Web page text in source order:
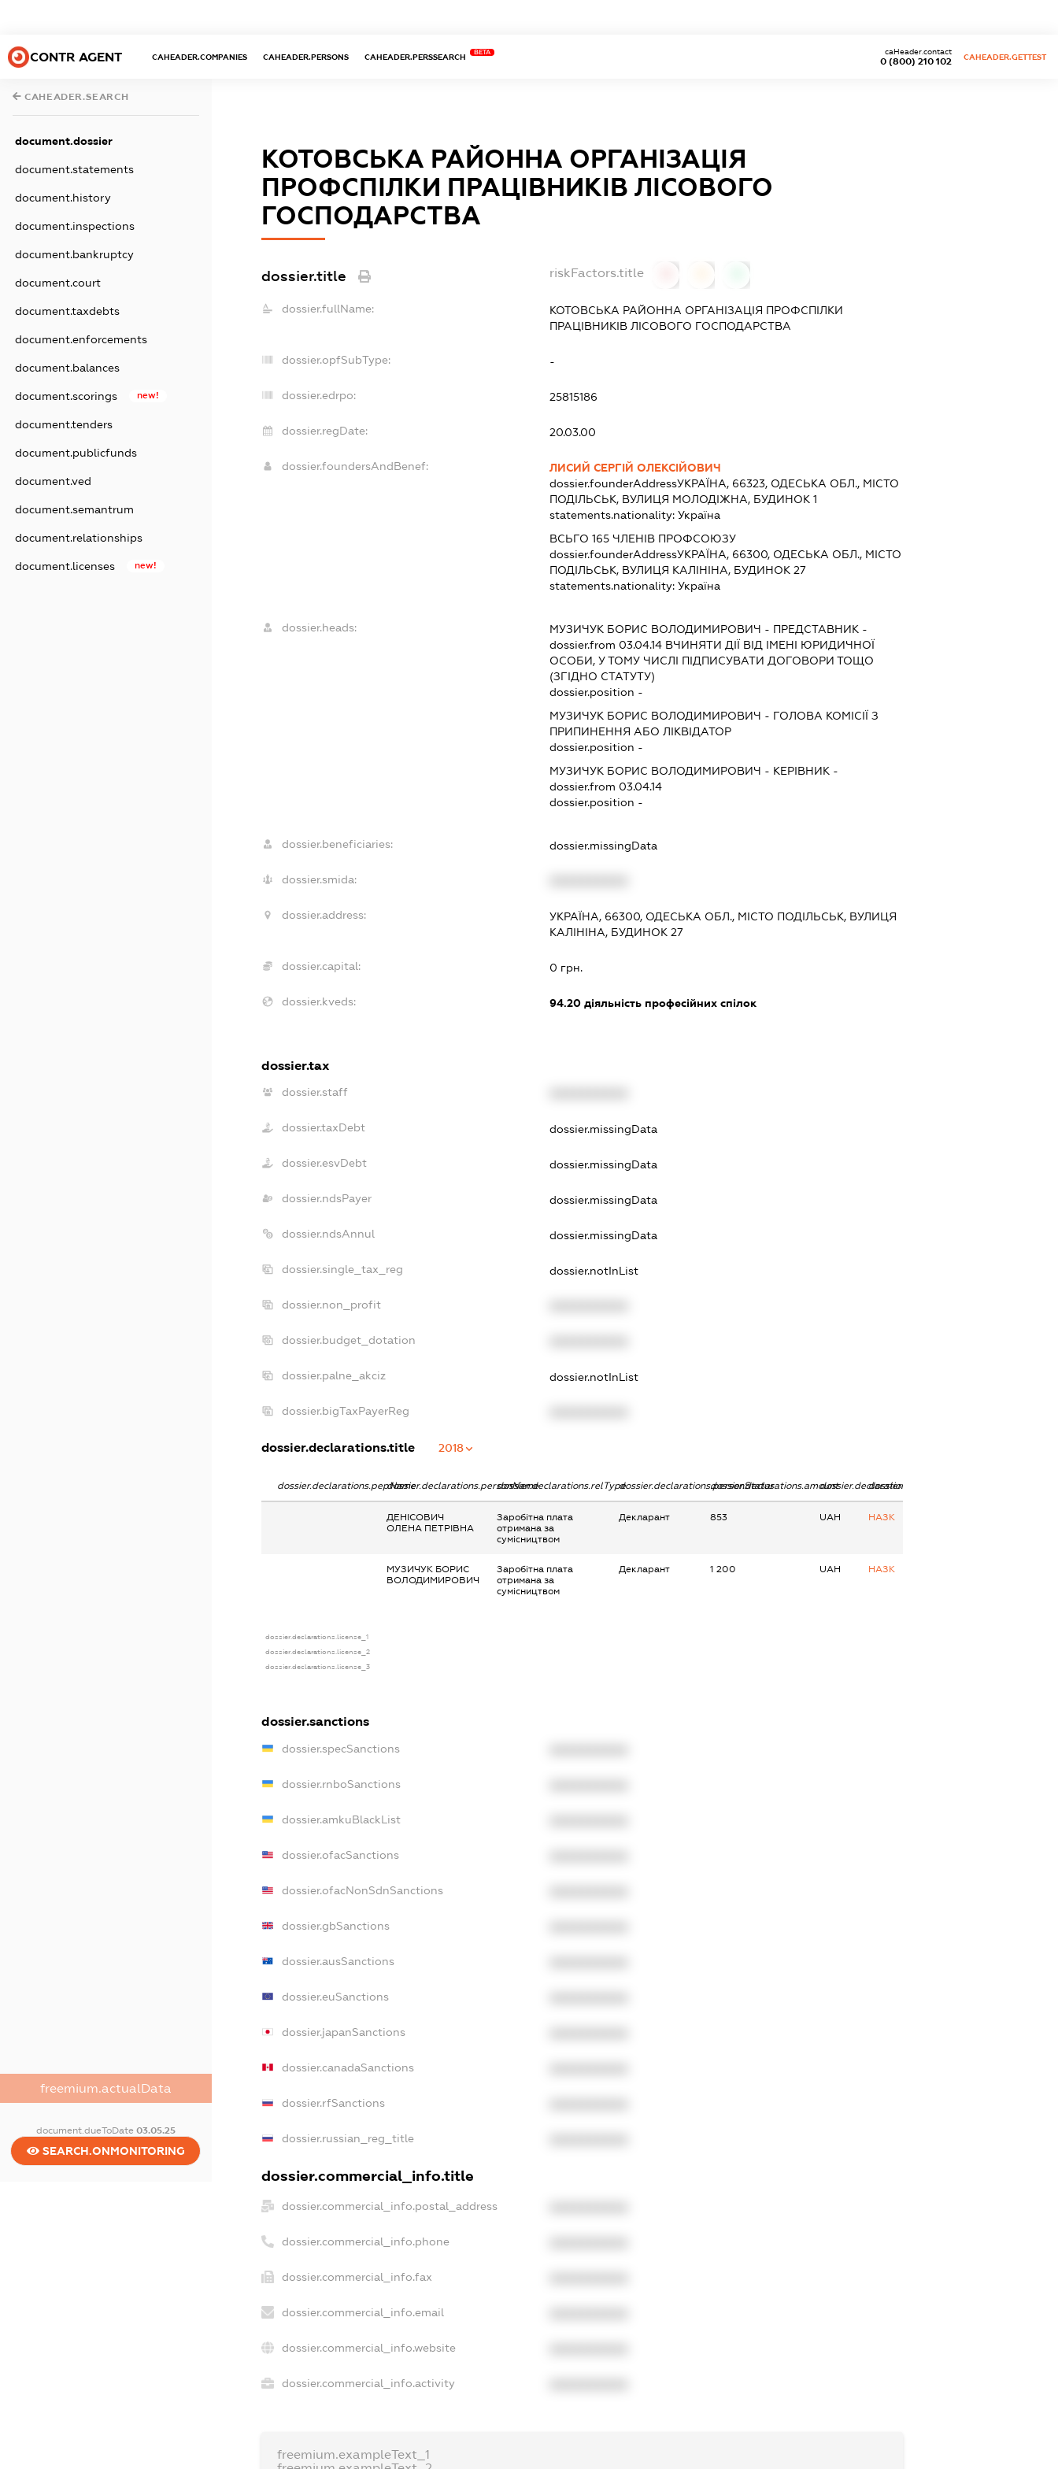
CONTR AGENT CAHEADER.COMPANIES CAHEADER.PERSONS CAHEADER.PERSSEARCH
BETA
0 (800) 210 102
caHeader.contact
CAHEADER.GETTEST
CAHEADER.SEARCH
document.dossier
document.statements
document.history
document.inspections
document.bankruptcy
document.court
document.taxdebts
document.enforcements
document.balances
document.scorings new!
document.tenders
document.publicfunds
document.ved
document.semantrum
document.relationships
document.licenses new!
freemium.actualData
document.dueToDate 03.05.25
SEARCH.ONMONITORING
КОТОВСЬКА РАЙОННА ОРГАНІЗАЦІЯ
ПРОФСПІЛКИ ПРАЦІВНИКІВ ЛІСОВОГО
ГОСПОДАРСТВА
dossier.title riskFactors.title
dossier.fullName:
КОТОВСЬКА РАЙОННА ОРГАНІЗАЦІЯ ПРОФСПІЛКИ
ПРАЦІВНИКІВ ЛІСОВОГО ГОСПОДАРСТВА
dossier.opfSubType: -
dossier.edrpo: 25815186
dossier.regDate: 20.03.00
dossier.foundersAndBenef:
ЛИСИЙ СЕРГІЙ ОЛЕКСІЙОВИЧ
dossier.founderAddressУКРАЇНА, 66323, ОДЕСЬКА ОБЛ., МІСТО
ПОДІЛЬСЬК, ВУЛИЦЯ МОЛОДІЖНА, БУДИНОК 1
statements.nationality:Україна
ВСЬГО 165 ЧЛЕНІВ ПРОФСОЮЗУ
dossier.founderAddressУКРАЇНА, 66300, ОДЕСЬКА ОБЛ., МІСТО
ПОДІЛЬСЬК, ВУЛИЦЯ КАЛІНІНА, БУДИНОК 27
statements.nationality:Україна
dossier.heads: МУЗИЧУК БОРИС ВОЛОДИМИРОВИЧ - ПРЕДСТАВНИК -
dossier.from 03.04.14 ВЧИНЯТИ ДІЇ ВІД ІМЕНІ ЮРИДИЧНОЇ
ОСОБИ, У ТОМУ ЧИСЛІ ПІДПИСУВАТИ ДОГОВОРИ ТОЩО
(ЗГІДНО СТАТУТУ)
dossier.position -
МУЗИЧУК БОРИС ВОЛОДИМИРОВИЧ - ГОЛОВА КОМІСІЇ З
ПРИПИНЕННЯ АБО ЛІКВІДАТОР
dossier.position -
МУЗИЧУК БОРИС ВОЛОДИМИРОВИЧ - КЕРІВНИК -
dossier.from 03.04.14
dossier.position -
dossier.beneficiaries: dossier.missingData
dossier.smida:
dossier.address:
УКРАЇНА, 66300, ОДЕСЬКА ОБЛ., МІСТО ПОДІЛЬСЬК, ВУЛИЦЯ
КАЛІНІНА, БУДИНОК 27
dossier.capital: 0 грн.
dossier.kveds: 94.20 діяльність професійних спілок
dossier.tax
dossier.staff
dossier.taxDebt dossier.missingData
dossier.esvDebt dossier.missingData
dossier.ndsPayer dossier.missingData
dossier.ndsAnnul dossier.missingData
dossier.single_tax_reg dossier.notInList
dossier.non_profit
dossier.budget_dotation
dossier.palne_akciz dossier.notInList
dossier.bigTaxPayerReg
dossier.declarations.title 2018
dossier.declarations.pepNamedossier.declarations.personNamedossier.declarations.relTypedossier.declarations.personStatusdossier.declarations.amountdossier.declarations.currency
dossier.declarations.source
ДЕНІСОВИЧ
ОЛЕНА ПЕТРІВНА
Заробітна плата
отримана за
сумісництвом
Декларант 853 UAH НАЗК
МУЗИЧУК БОРИС
ВОЛОДИМИРОВИЧ
Заробітна плата
отримана за
сумісництвом
Декларант 1 200 UAH НАЗК
dossier.declarations.license_1
dossier.declarations.license_2
dossier.declarations.license_3
dossier.sanctions
dossier.specSanctions
dossier.rnboSanctions
dossier.amkuBlackList
dossier.ofacSanctions
dossier.ofacNonSdnSanctions
dossier.gbSanctions
dossier.ausSanctions
dossier.euSanctions
dossier.japanSanctions
dossier.canadaSanctions
dossier.rfSanctions
dossier.russian_reg_title
dossier.commercial_info.title
dossier.commercial_info.postal_address
dossier.commercial_info.phone
dossier.commercial_info.fax
dossier.commercial_info.email
dossier.commercial_info.website
dossier.commercial_info.activity
freemium.exampleText_1